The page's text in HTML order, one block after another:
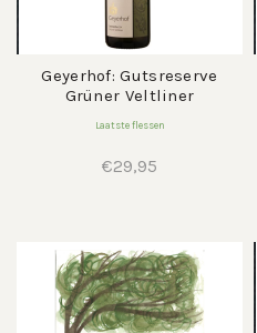
Geyerhof: Gutsreserve
Grüner Veltliner
Laatste flessen
€29,95